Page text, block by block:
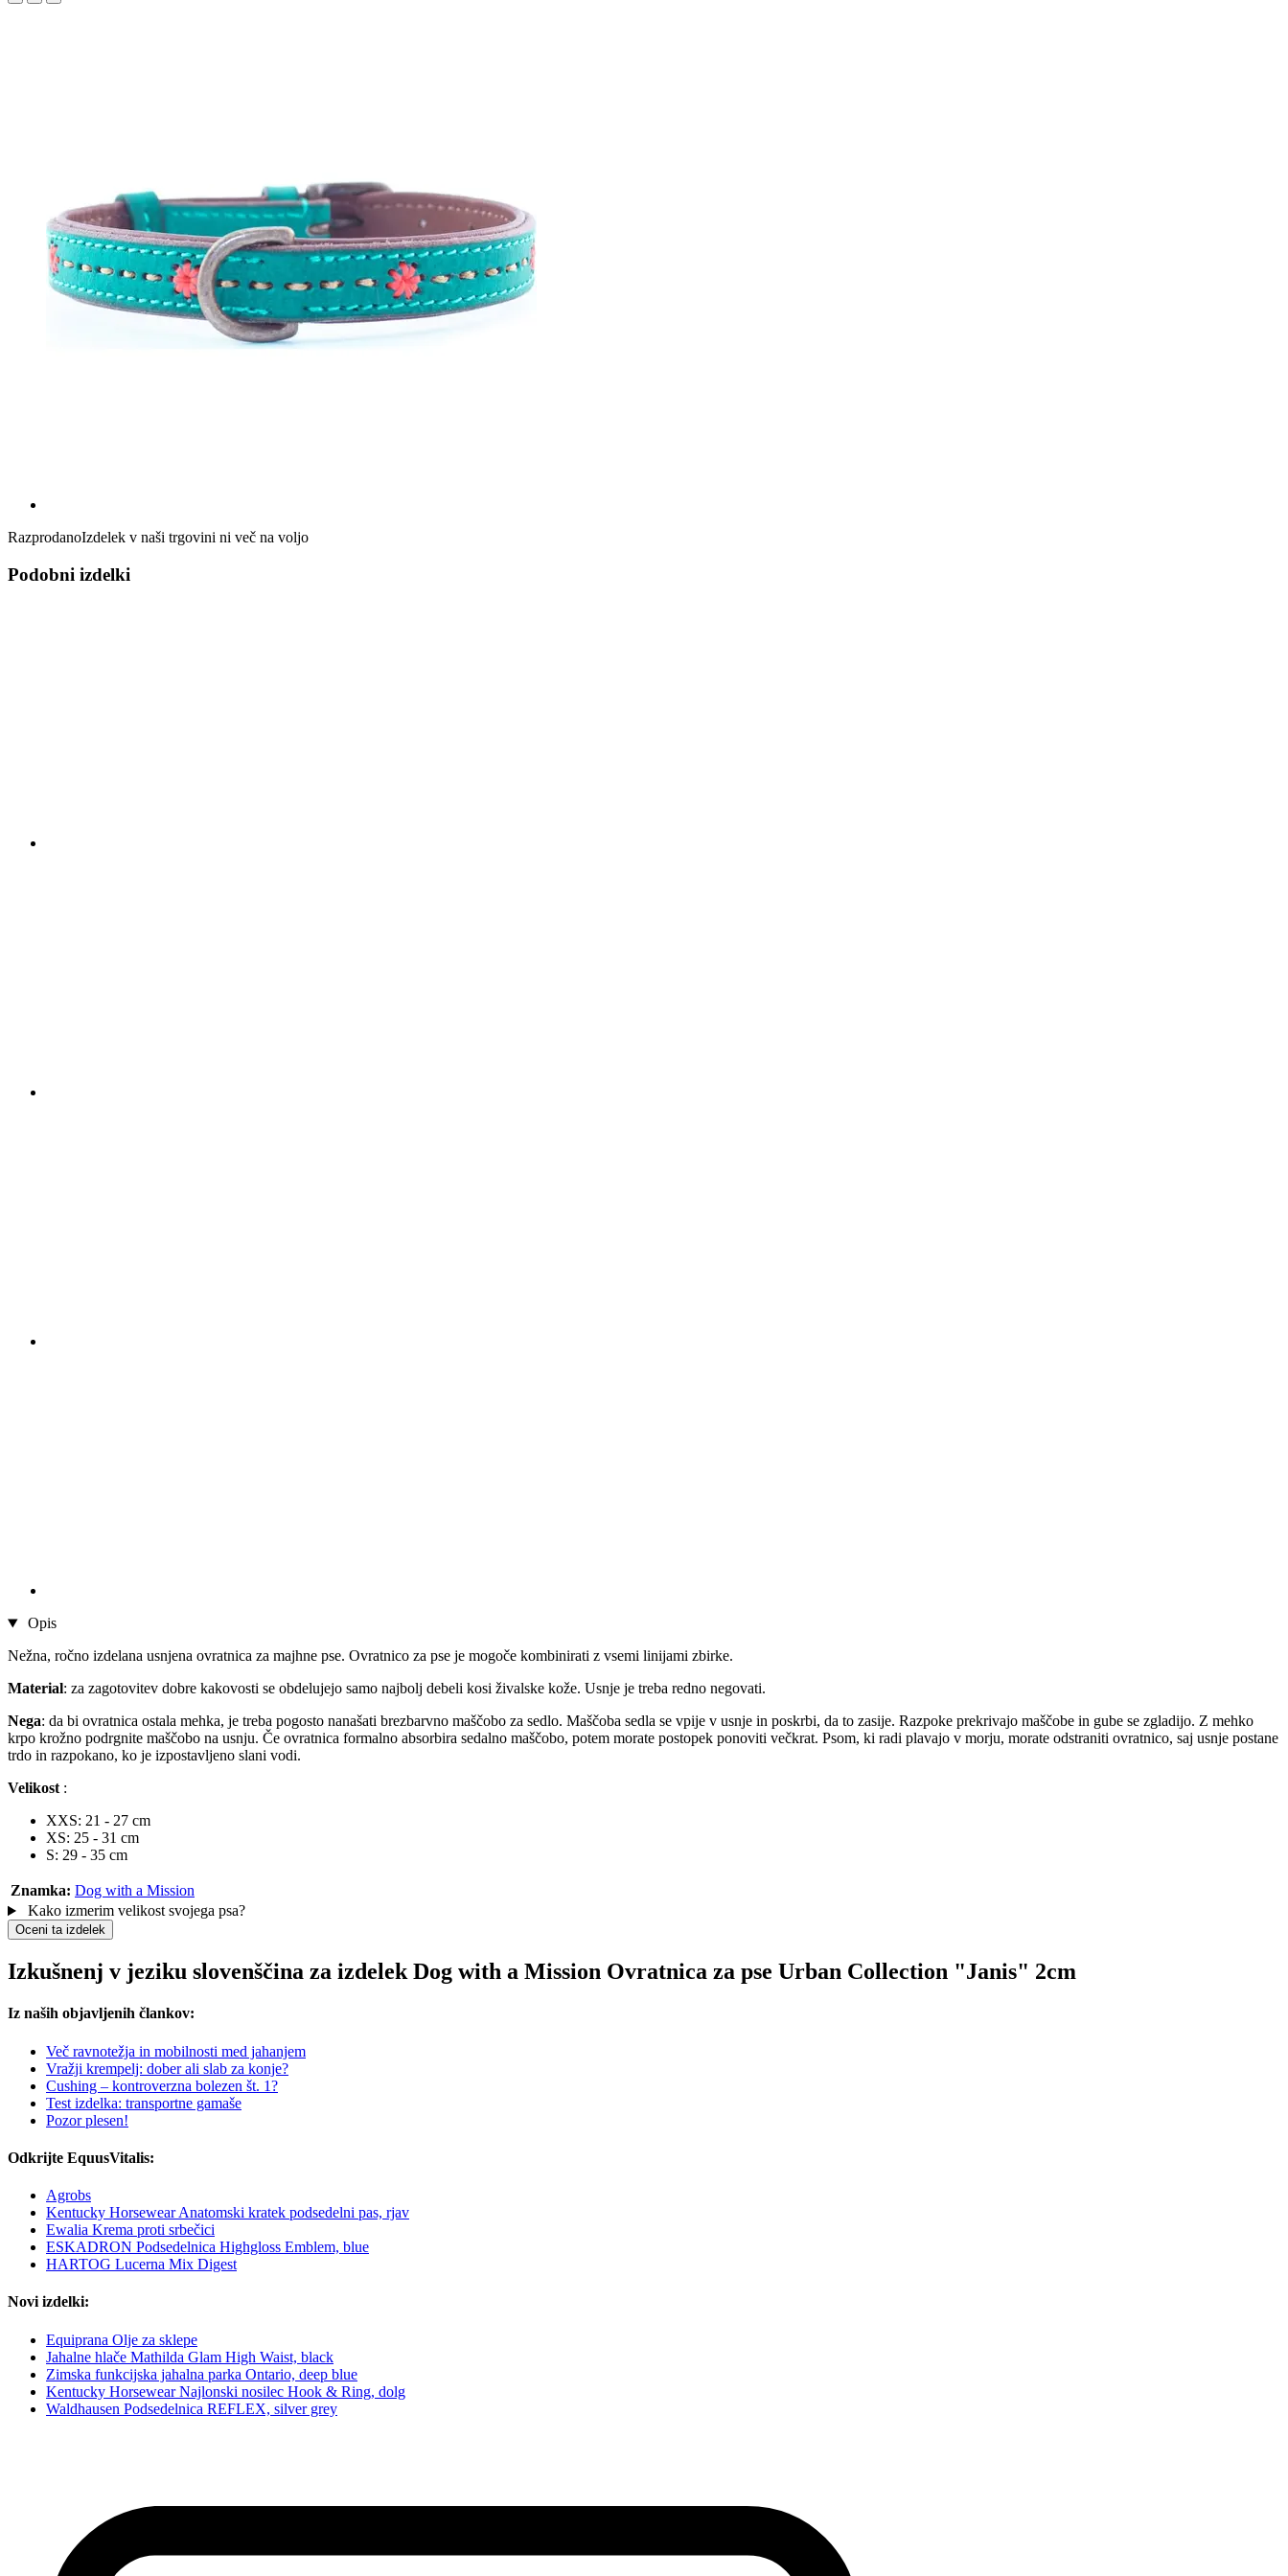
RazprodanoIzdelek v naši trgovini ni več na voljo
Podobni izdelki
Opis
Nežna, ročno izdelana usnjena ovratnica za majhne pse. Ovratnico za pse je mogoče kombinirati z vsemi linijami zbirke.
Material: za zagotovitev dobre kakovosti se obdelujejo samo najbolj debeli kosi živalske kože. Usnje je treba redno negovati.
Nega: da bi ovratnica ostala mehka, je treba pogosto nanašati brezbarvno maščobo za sedlo. Maščoba sedla se vpije v usnje in poskrbi, da to zasije. Razpoke prekrivajo maščobe in gube se zgladijo. Z mehko
krpo krožno podrgnite maščobo na usnju. Če ovratnica formalno absorbira sedalno maščobo, potem morate postopek ponoviti večkrat. Psom, ki radi plavajo v morju, morate odstraniti ovratnico, saj usnje postane
trdo in razpokano, ko je izpostavljeno slani vodi.
Velikost :
XXS: 21 - 27 cm
XS: 25 - 31 cm
S: 29 - 35 cm
Znamka: Dog with a Mission
Kako izmerim velikost svojega psa?
Oceni ta izdelek
Izkušnenj v jeziku slovenščina za izdelek Dog with a Mission Ovratnica za pse Urban Collection "Janis" 2cm
Iz naših objavljenih člankov:
Več ravnotežja in mobilnosti med jahanjem
Vražji krempelj: dober ali slab za konje?
Cushing – kontroverzna bolezen št. 1?
Test izdelka: transportne gamaše
Pozor plesen!
Odkrijte EquusVitalis:
Agrobs
Kentucky Horsewear Anatomski kratek podsedelni pas, rjav
Ewalia Krema proti srbečici
ESKADRON Podsedelnica Highgloss Emblem, blue
HARTOG Lucerna Mix Digest
Novi izdelki:
Equiprana Olje za sklepe
Jahalne hlače Mathilda Glam High Waist, black
Zimska funkcijska jahalna parka Ontario, deep blue
Kentucky Horsewear Najlonski nosilec Hook & Ring, dolg
Waldhausen Podsedelnica REFLEX, silver grey